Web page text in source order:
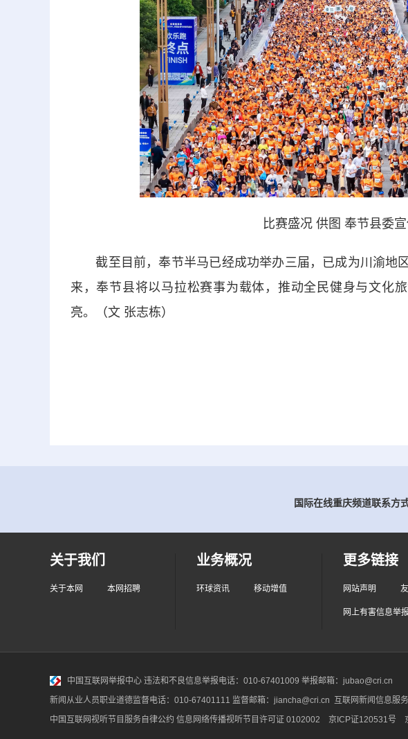
比赛盛况 供图 奉节县委
截至目前，奉节半马已经成功举办三届，已成为川渝地
来，奉节县将以马拉松赛事为载体，推动全民健身与文化
亮。（文 张志栋）
国际在线重庆频道联系
关于我们
关于本网 本网招聘
业务概况
环球资讯 移动增值
更多链接
网站声明
网上有害信息举
中国互联网举报中心 违法和不良信息举报电话：010-67401009 举报邮箱：jubao@cri.cn
新闻从业人员职业道德监督电话：010-67401111 监督邮箱：jiancha@cri.cn 互联网新闻信息服
中国互联网视听节目服务自律公约 信息网络传播视听节目许可证 0102002 京ICP证120531号